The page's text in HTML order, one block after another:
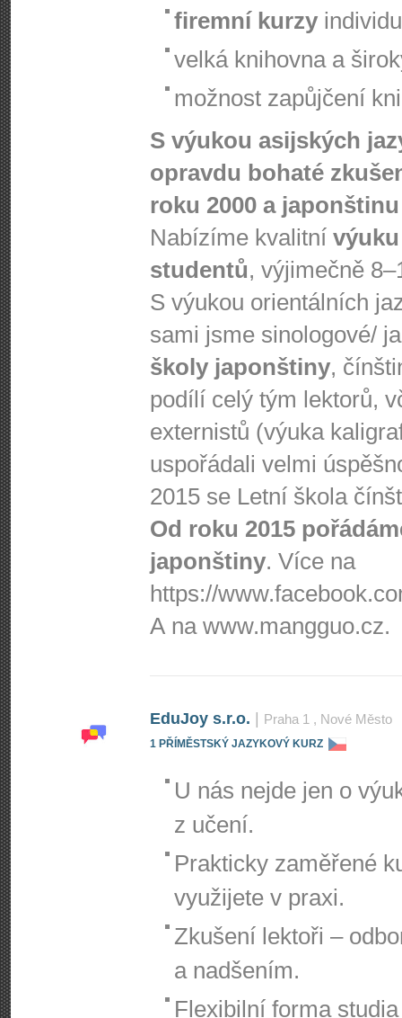
firemní kurzy
velká knihovna a
možnost zapůjčení
S výukou asijských
opravdu bohaté
roku 2000 a
Nabízíme kvalitní
studentů, výjimečně
S výukou orientálních
sami jsme sinologové/
školy japonštiny,
podílí celý tým lektorů,
externistů (výuka
uspořádali velmi
2015 se Letní škola
Od roku 2015
japonštiny. Více na
https://
A na www.mangguo.cz.
EduJoy s.r.o. Praha 1 , Nové Město
1 PŘÍMĚSTSKÝ JAZYKOVÝ KURZ
U nás nejde jen o
z učení.
Prakticky zaměřené
využijete v praxi.
Zkušení lektoři –
a nadšením.
Flexibilní forma